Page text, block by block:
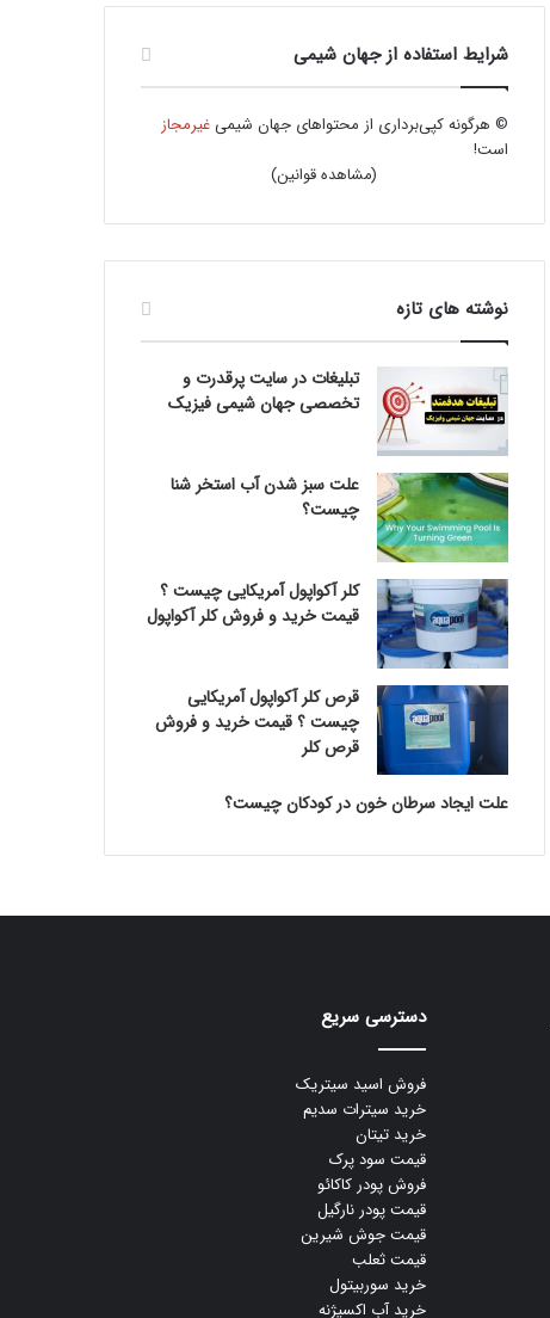
شرایط استفاده از جهان شیمی
© هرگونه کپی‌برداری از محتواهای جهان شیمیغیرمجاز
است!
(مشاهده قوانین)
نوشته های تازه
تبلیغات در سایت پرقدرت و
تخصصی جهان شیمی فیزیک
علت سبز شدن آب استخر شنا
چیست؟
کلر آکواپول آمریکایی چیست ؟
قیمت خرید و فروش کلر آکواپول
قرص کلر آکواپول آمریکایی
چیست ؟ قیمت خرید و فروش
قرص کلر
علت ایجاد سرطان خون در کودکان چیست؟
دسترسی سریع
فروش اسید سیتریک
خرید سیترات سدیم
خرید تیتان
قیمت سود پرک
فروش پودر کاکائو
قیمت پودر نارگیل
قیمت جوش شیرین
قیمت ثعلب
خرید سوربیتول
خرید آب اکسیژنه